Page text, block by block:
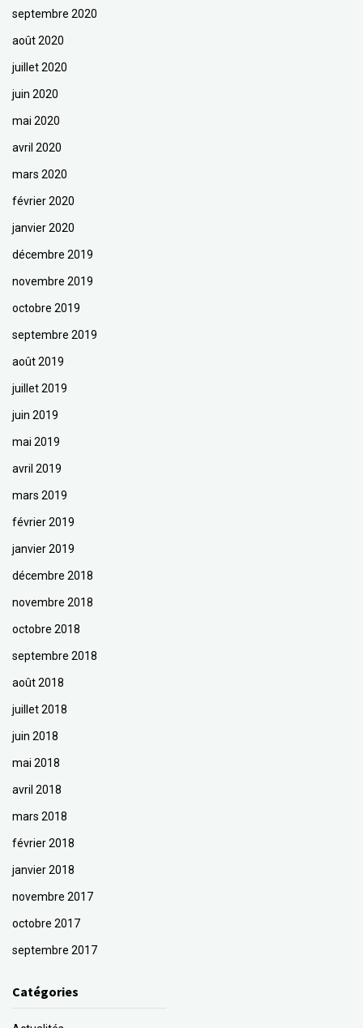
septembre 2020
août 2020
juillet 2020
juin 2020
mai 2020
avril 2020
mars 2020
février 2020
janvier 2020
décembre 2019
novembre 2019
octobre 2019
septembre 2019
août 2019
juillet 2019
juin 2019
mai 2019
avril 2019
mars 2019
février 2019
janvier 2019
décembre 2018
novembre 2018
octobre 2018
septembre 2018
août 2018
juillet 2018
juin 2018
mai 2018
avril 2018
mars 2018
février 2018
janvier 2018
novembre 2017
octobre 2017
septembre 2017
Catégories